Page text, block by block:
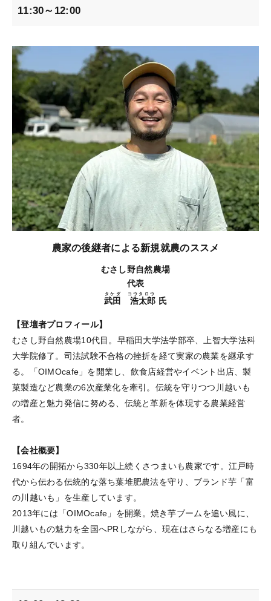
11:30～12:00
農家の後継者による新規就農のススメ
むさし野自然農場
代表
武田 浩太郎
タケダ コウタロウ
氏
【登壇者プロフィール】
むさし野自然農場10代目。早稲田大学法学部卒、上智大学法科
大学院修了。司法試験不合格の挫折を経て実家の農業を継承す
る。「OIMOcafe」を開業し、飲食店経営やイベント出店、製
菓製造など農業の6次産業化を牽引。伝統を守りつつ川越いも
の増産と魅力発信に努める、伝統と革新を体現する農業経営
者。
【会社概要】
1694年の開拓から330年以上続くさつまいも農家です。江戸時
代から伝わる伝統的な落ち葉堆肥農法を守り、ブランド芋「富
の川越いも」を生産しています。
2013年には「OIMOcafe」を開業。焼き芋ブームを追い風に、
川越いもの魅力を全国へPRしながら、現在はさらなる増産にも
取り組んでいます。